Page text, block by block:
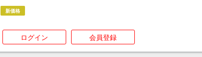
新価格
ログイン 会員登録